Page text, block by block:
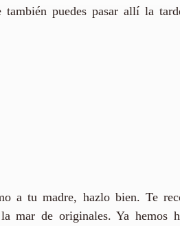
puedes pasar allí la
tu madre, hazlo bien. Te
mar de originales. Ya hemos